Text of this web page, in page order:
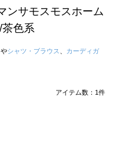
ンサモスモスホーム
茶色系
やシャツ・ブラウス
カーディガ
アイテム数： 1件